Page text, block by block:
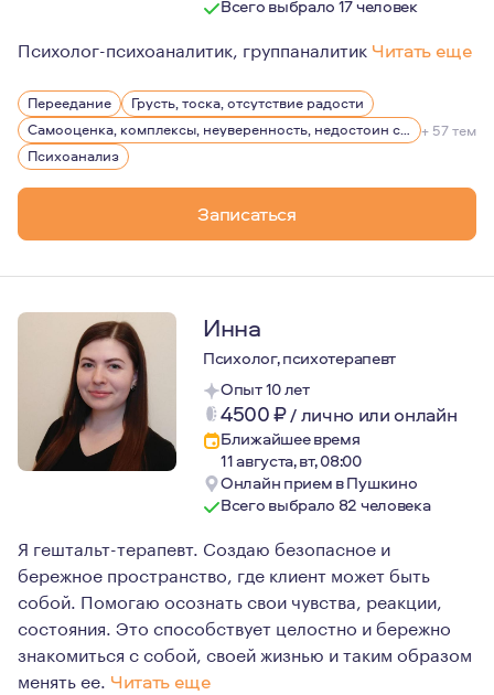
Всего выбрало 17 человек
Психолог-психоаналитик, группаналитик Читать еще
Желание быть психологом появилось в раннем
С 2019 по 2022гг. работала педагогом-психологом во
С 2016 по 2020 гг. проходила психоаналитическое и
Переедание
Грусть, тоска, отсутствие радости
Самооценка, комплексы, неуверенность, недостоин своей должности или положения в обществе
+ 57 тем
Психоанализ
Записаться
Инна
Психолог, психотерапевт
Опыт 10 лет
4500₽/лично или онлайн
Ближайшее время
11 августа, вт, 08:00
Онлайн прием в Пушкино
Всего выбрало 82 человека
Я гештальт-терапевт. Создаю безопасное и
бережное пространство, где клиент может быть
собой. Помогаю осознать свои чувства, реакции,
состояния. Это способствует целостно и бережно
знакомиться с собой, своей жизнью и таким образом
менять ее. Читать еще